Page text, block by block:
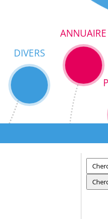
DIVERS
ANNUAIRE